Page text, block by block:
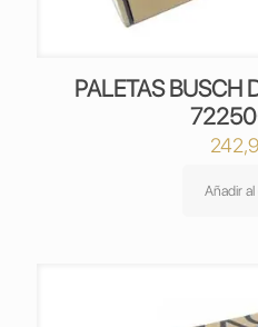
PALETAS BUSCH
Añadir